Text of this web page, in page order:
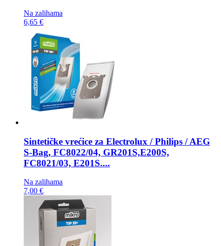
Na zalihama
6,65 €
Sintetičke vrećice za Electrolux / Philips / AEG
S-Bag, FC8022/04, GR201S,E200S,
FC8021/03, E201S....
Na zalihama
7,00 €